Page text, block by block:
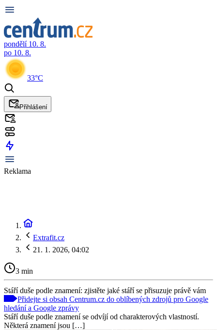
pondělí 10. 8.
po 10. 8.
33°C
Přihlášení
Reklama
Extrafit.cz
21. 1. 2026, 04:02
3 min
Stáří duše podle znamení: zjistěte jaké stáří se přisuzuje právě vám
Přidejte si obsah Centrum.cz do oblíbených zdrojů pro Google
hledání a Google zprávy
Stáří duše podle znamení se odvíjí od charakterových vlastností.
Některá znamení jsou […]